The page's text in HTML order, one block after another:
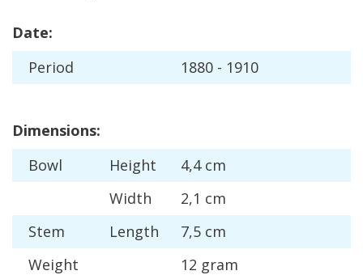
Date:
Period
1880 - 1910
Dimensions:
Bowl
Height 4,4 cm
Width
2,1 cm
Stem
Length 7,5 cm
Weight
12 gram